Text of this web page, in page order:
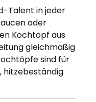
Talent in jeder
oder
Kochtopf aus
gleichmäßig
sind für
hitzebeständig